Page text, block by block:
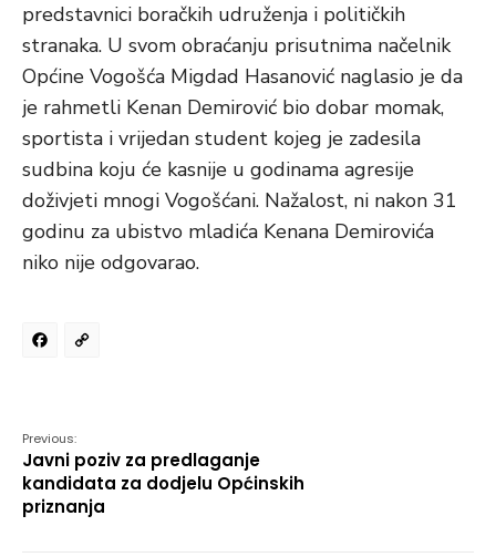
predstavnici boračkih udruženja i političkih
stranaka. U svom obraćanju prisutnima načelnik
Općine Vogošća Migdad Hasanović naglasio je da
je rahmetli Kenan Demirović bio dobar momak,
sportista i vrijedan student kojeg je zadesila
sudbina koju će kasnije u godinama agresije
doživjeti mnogi Vogošćani. Nažalost, ni nakon 31
godinu za ubistvo mladića Kenana Demirovića
niko nije odgovarao.
Facebook
Previous:
Javni poziv za predlaganje
kandidata za dodjelu Općinskih
priznanja